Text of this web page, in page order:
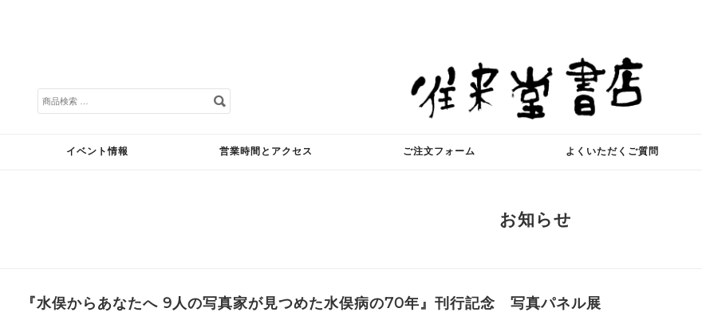
検
索
イベント情報 営業時間とアクセス ご注文フォーム よくいただくご質問
お知らせ
『水俣からあなたへ 9人の写真家が見つめた水俣病の70年』刊行記念 写真パネル展